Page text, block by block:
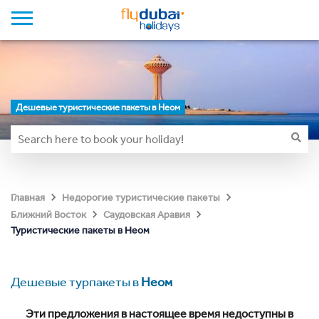
Дешевые туристические пакеты в Неом
Главная
Недорогие туристические пакеты
Ближний Восток
Саудовская Аравия
Туристические пакеты в Неом
Дешевые турпакеты вНеом
Эти предложения в настоящее время недоступны в